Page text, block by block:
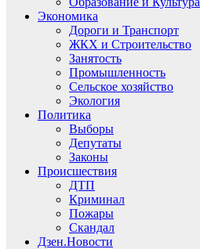
Экономика
Дороги и Транспорт
ЖКХ и Строительство
Занятость
Промышленность
Сельское хозяйство
Экология
Политика
Выборы
Депутаты
Законы
Происшествия
ДТП
Криминал
Пожары
Скандал
Дзен.Новости